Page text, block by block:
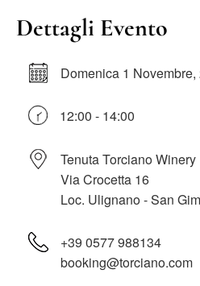
Dettagli Evento
Domenica 1 Novembre,
12:00 - 14:00
Tenuta Torciano Winery
Via Crocetta 16
Loc. Ulignano - San
+39 0577 988134
booking@torciano.com